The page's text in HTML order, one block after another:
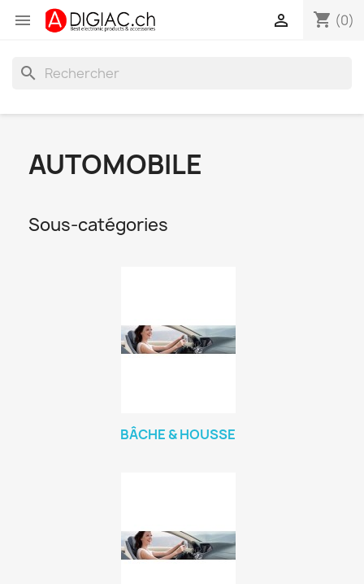
 shopping_cart (0)

search
AUTOMOBILE
Sous-catégories
BÂCHE & HOUSSE